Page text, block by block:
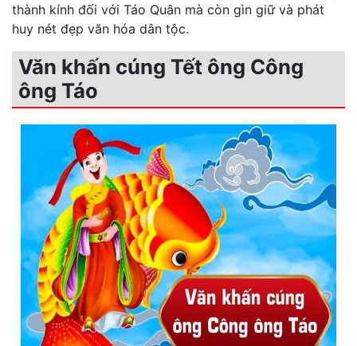
thành kính đối với Táo Quân mà còn gìn giữ và phát
huy nét đẹp văn hóa dân tộc.
Văn khấn cúng Tết ông Công
ông Táo